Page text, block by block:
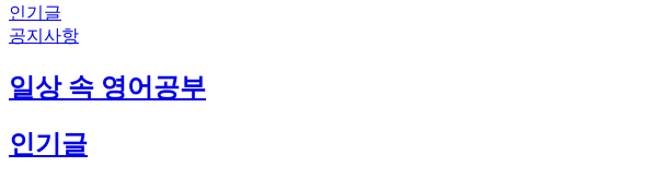
인기글
공지사항
일상 속 영어공부
인기글